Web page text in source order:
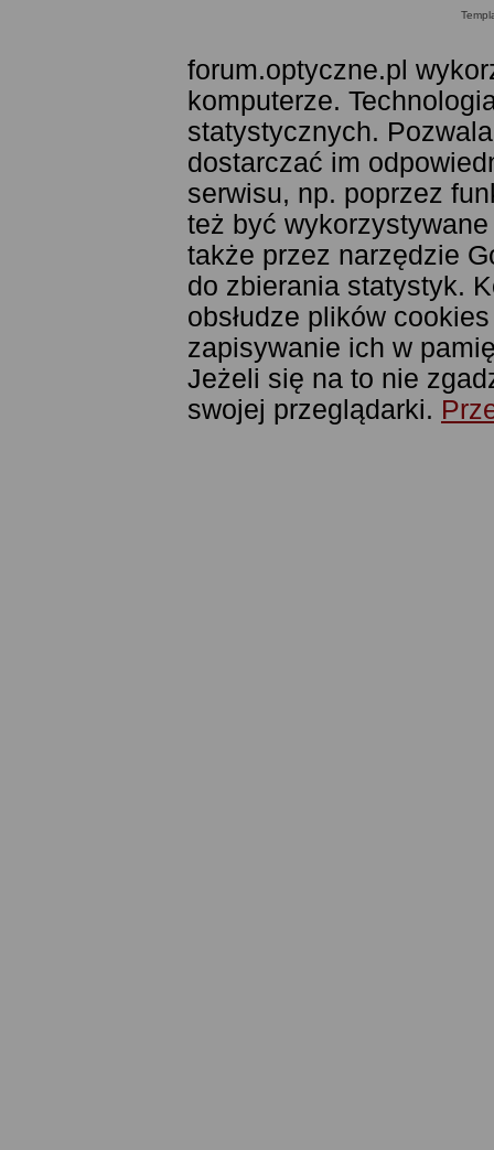
forum.optyczne.pl
komputerze.
statystycznych.
dostarczać im
serwisu, np. poprzez
też być
także przez narzędzie
do zbierania statystyk.
obsłudze plików
zapisywanie ich w
Jeżeli się na to nie
swojej przeglądarki.